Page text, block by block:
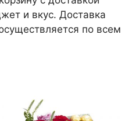
и вкус. Доставка
по всем